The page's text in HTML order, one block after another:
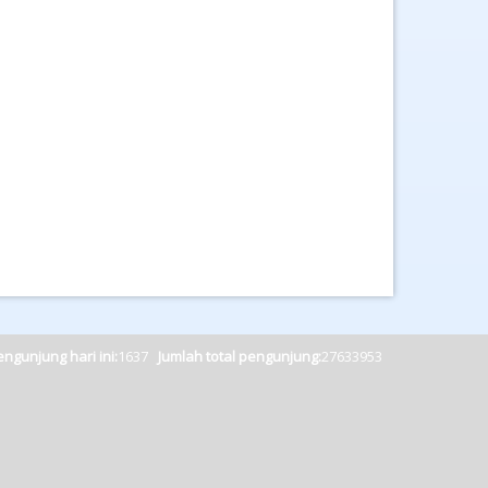
hari ini:1637 Jumlah total pengunjung:27633953